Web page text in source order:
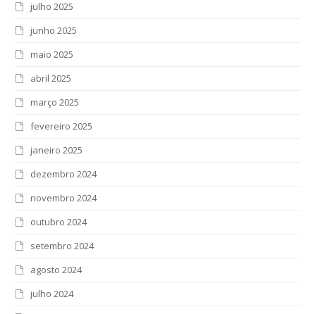
julho 2025
junho 2025
maio 2025
abril 2025
março 2025
fevereiro 2025
janeiro 2025
dezembro 2024
novembro 2024
outubro 2024
setembro 2024
agosto 2024
julho 2024